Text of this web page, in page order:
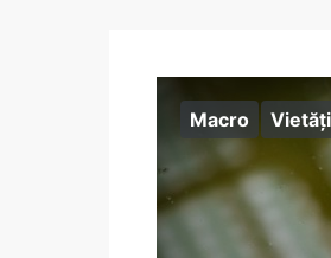
Macro Vietăţi